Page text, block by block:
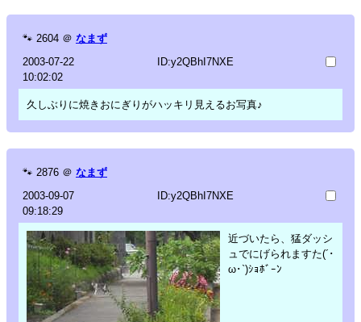
🐾 2604 ＠ なまず
2003-07-22
10:02:02
ID:y2QBhI7NXE
久しぶりに焼きおにぎりがハッキリ見えるお写真♪
🐾 2876 ＠ なまず
2003-09-07
09:18:29
ID:y2QBhI7NXE
近づいたら、猛ダッシ
ュでにげられますた(´･
ω･`)ｼｮﾎﾞｰﾝ